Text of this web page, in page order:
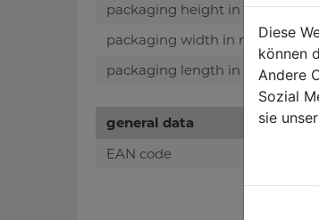
packaging height in mm
packaging width in mm
packaging length in mm
general data
EAN code
Diese
können
Andere
Sozial
sie